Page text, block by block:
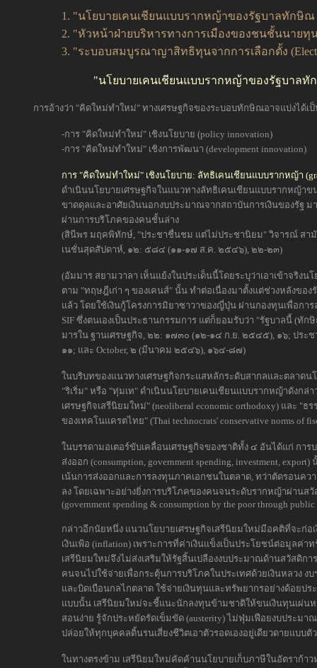
1. "นโยบายเคนเชียนแบบรากหญ้าของรัฐบาลทักษิณ
2. "หัวหน้าฝ่ายบริหารทางการเมืองของชนชั้นนายทุน
3. "ระบอบสมบูรณาญาสิทธิทุนจากการเลือกตั้ง
"นโยบายเคนเชียนแบบรากหญ้าของรัฐบาลทักษิ
การอ้างว่า "คิดใหม่ทำใหม่" ทางเศรษฐกิจของระบอบทักษิณอาจแบ่งได้เ
-การ "คิดใหม่ทำใหม่" เชิงนโยบาย (policy innovation)
-การ "คิดใหม่ทำใหม่" เชิงการพัฒนา (development innovation)
การ "คิดใหม่ทำใหม่" เชิงนโยบาย: ลัทธิเคนเชียนแบบรากหญ้า
ดำเนินนโยบายเศรษฐกิจในแนวทางลัทธิเคนเชียนแบบรากหญ้า
ขาดดุลและอาศัยเงินนอกงบประมาณจากสถาบันการเงินของรัฐ
ผ่านการบริโภคของคนชั้นล่าง
(สินีพร มฤคพิทักษ์, "ประชาชื่นชม แต่ไม่ประชานิยม" วิจารณ์ สามั
เนชั่นสุดสัปดาห์, ๑๒: ๕๘๔ (๑๑-๑๗ ส.ค. ๒๕๔๖), ๒๒-๒๓)
(อัมมาร สยามวาลา เห็นแย้งในประเด็นนี้โดยระบุว่าเอาเข้าจริงน
ตาม "ทฤษฎีเก่า ๆ ของเคนส์" นั้น ทำต่อเนื่องมาตั้งแต่ช่วงหลังขอ
แล้ว โดยใช้เงินกู้โครงการมิยาซาวาของญี่ปุ่น ผ่านกองทุนเพื่อการ
SIF ซึ่งตนเองเป็นประธานกรรมการ แต่ก็ยอมรับว่า "รัฐบาลนี้ (
มารใน ฐานเศรษฐกิจ, ๒๒: ๑๗๓๐ (๑๒-๑๔ ก.ย. ๒๕๔๕), ๑๖; ปร
๑๑; และ October, ๒ (มีนาคม ๒๕๔๖), ๑๖๔-๘๗)
ในบริบทของแนวทางเศรษฐกิจกระแสหลักระดับสากลและตลาดน
"ริเริ่ม" หรือ "ทุ่มเท" ดำเนินนโยบายเคนเชียนแบบรากหญ้าดังก
เศรษฐกิจเสรีนิยมใหม่" (neoliberal economic orthodoxy) และ "
ของเทคโนแครตไทย" (Thai technocrats' conservative norms of
ในบรรดามอเตอร์ขับเคลื่อนเศรษฐกิจของชาติทั้ง ๔ อันได้แก่ การ
ส่งออก (consumption, government spending, investment,
เน้นการส่งออกและการลงทุนภาคเอกชนในตลาด, ทว่าตัดรอนค
ลง โดยเฉพาะอย่างยิ่งการบริโภคของคนจนระดับรากหญ้าผ่านส
(government spending & consumption by the poor through public
กล่าวอีกนัยหนึ่ง แนวนโยบายเศรษฐกิจเสรีนิยมใหม่มีอคติที่จะก่อเ
เงินเฟ้อ (inflation) เพราะการที่ค่าเงินแข็งเป็นประโยชน์ต่อมูลค่
เสรีนิยมใหม่จึงไม่ส่งเสริมให้รัฐสิ้นเปลืองงบประมาณด้านสวัสดิก
คนจนไปใช้จ่ายเพื่อกระตุ้นการบริโภคในประเทศด้วยเงินหลวง
และบิดเบือนกลไกตลาด ใช้จ่ายเงินทุนและทรัพยากรอย่างด้อยป
แบบนั้น เสรีนิยมใหม่จะชี้แนะนักลงทุนข้ามชาติให้ขนเงินทุนเผ่น
สอนง่าย รู้จักประหยัดรัดเข็มขัด (austerity) ไม่ฟุ่มเฟือยงบประม
ปล่อยให้ทุกบุคคลดิ้นรนเสี่ยงชีวิตเอาตัวรอดเองอยู่เดียวดายแบบตั
ในทางตรงข้าม เสรีนิยมใหม่คัดค้านนโยบายเก็บภาษีในอัตราก้าว